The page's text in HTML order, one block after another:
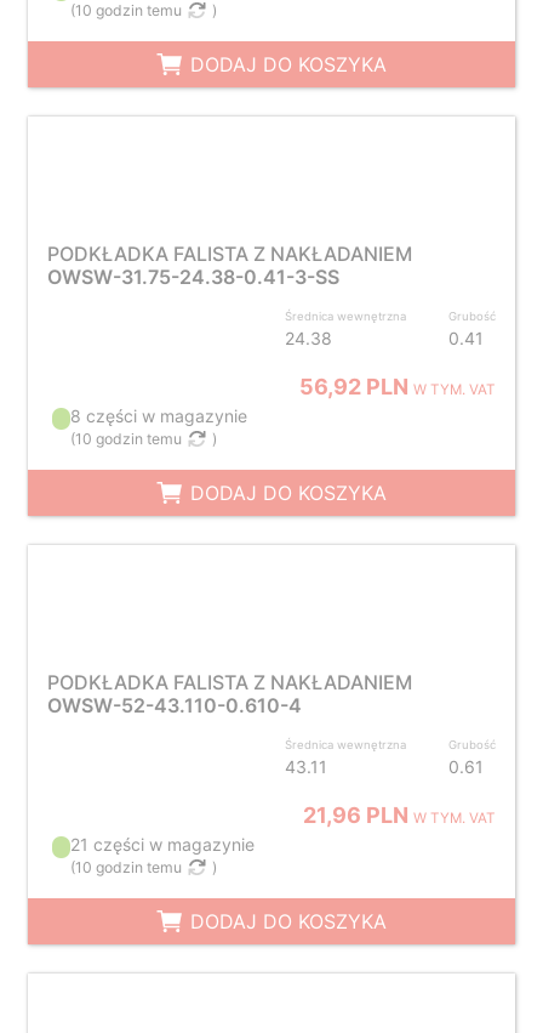
(10 godzin temu )
DODAJ DO KOSZYKA
PODKŁADKA FALISTA Z NAKŁADANIEM
OWSW-31.75-24.38-0.41-3-SS
Średnica wewnętrzna
24.38
Grubość
0.41
56,92 PLNW TYM. VAT
8 części w magazynie
(10 godzin temu )
DODAJ DO KOSZYKA
PODKŁADKA FALISTA Z NAKŁADANIEM
OWSW-52-43.110-0.610-4
Średnica wewnętrzna
43.11
Grubość
0.61
21,96 PLNW TYM. VAT
21 części w magazynie
(10 godzin temu )
DODAJ DO KOSZYKA